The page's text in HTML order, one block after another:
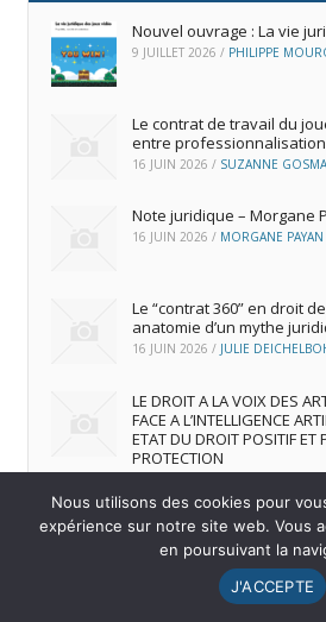
Nouvel ouvrage : La vie
9 JUILLET 2026 / PHILIPPE
Le contrat de travail du
entre
16 JUIN 2026 / SUZANNE
Note juridique – Morgane
16 JUIN 2026 / MORGANE PAYAN
Le “contrat 360” en droit
anatomie d’un mythe
16 JUIN 2026 / JULIE
LE DROIT A LA VOIX DES
FACE A L’INTELLIGENCE
ETAT DU DROIT POSITIF ET
PROTECTION
IREDIC-Mentions
Nous utilisons des cookies pour
expérience sur notre site web. Vous
en poursuivant la
J'ACCEPTE